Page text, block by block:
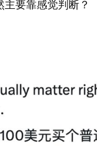
要靠感觉判断？